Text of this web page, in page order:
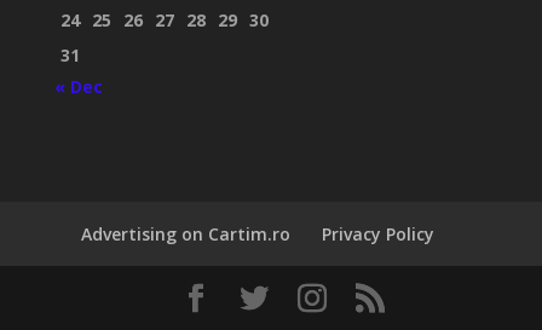
24 25 26 27 28 29 30
31
« Dec
Advertising on Cartim.ro Privacy Policy